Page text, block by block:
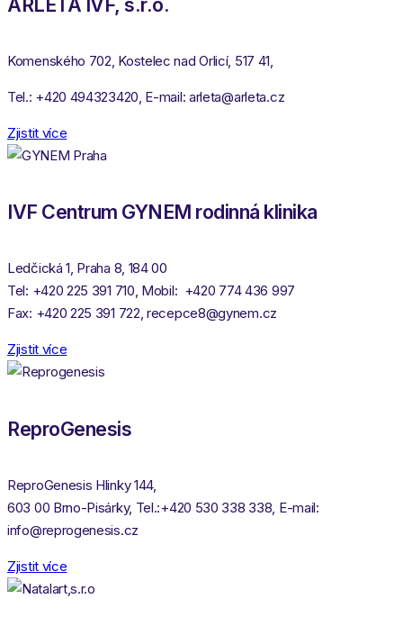
ARLETA IVF, s.r.o.
Komenského 702, Kostelec nad Orlicí, 517 41,
Tel.: +420 494323420, E-mail: arleta@arleta.cz
Zjistit více
IVF Centrum GYNEM rodinná klinika
Ledčická 1, Praha 8, 184 00
Tel: +420 225 391 710, Mobil: +420 774 436 997
Fax: +420 225 391 722, recepce8@gynem.cz
Zjistit více
ReproGenesis
ReproGenesis Hlinky 144,
603 00 Brno-Pisárky, Tel.:+420 530 338 338, E-mail:
info@reprogenesis.cz
Zjistit více